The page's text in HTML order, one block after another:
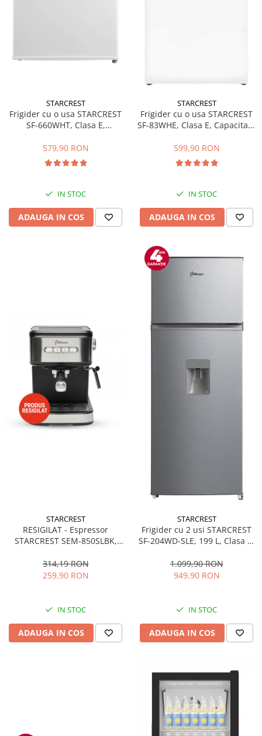
STARCREST
Frigider cu o usa STARCREST
SF-660WHT, Clasa E,
579,90 RON
IN STOC
ADAUGA IN COS
STARCREST
Frigider cu o usa STARCREST
SF-83WHE, Clasa E, Capacitate
Compartiment gheata, H 85
cm, Alb
599,90 RON
IN STOC
ADAUGA IN COS
STARCREST
RESIGILAT - Espressor
STARCREST SEM-850SLBK,
detasabil 1.5L, dispozitiv
spumare, filtru dublu din
314,19 RON
259,90 RON
IN STOC
ADAUGA IN COS
STARCREST
Frigider cu 2 usi STARCREST
SF-204WD-SLE, 199 L, Clasa E,
Termostat Ajustabil, Usi
reversibile, H 143 cm, Argintiu
1.099,90 RON
949,90 RON
IN STOC
ADAUGA IN COS